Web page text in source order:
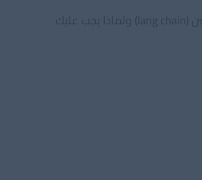
ما هي تقنية لانج تشين (lang chain) ولماذا يجب عليك